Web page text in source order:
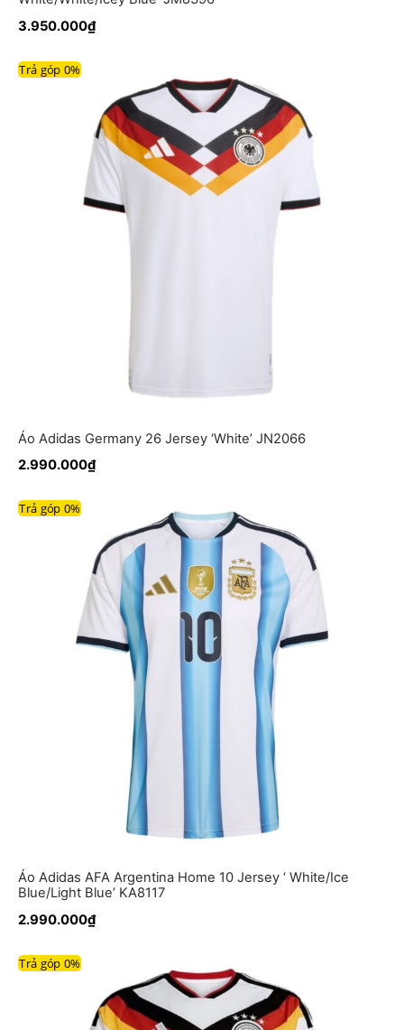
3.950.000₫
Trả góp 0%
Áo Adidas Germany 26 Jersey ‘White’ JN2066
2.990.000₫
Trả góp 0%
Áo Adidas AFA Argentina Home 10 Jersey ‘ White/Ice
Blue/Light Blue’ KA8117
2.990.000₫
Trả góp 0%